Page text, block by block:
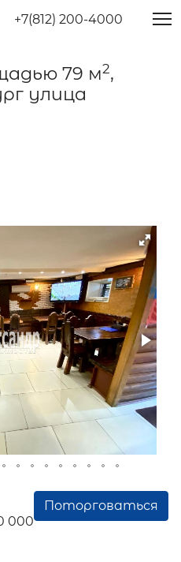
+7(812) 200-4000
79 м2,
улица
000
Поторговаться